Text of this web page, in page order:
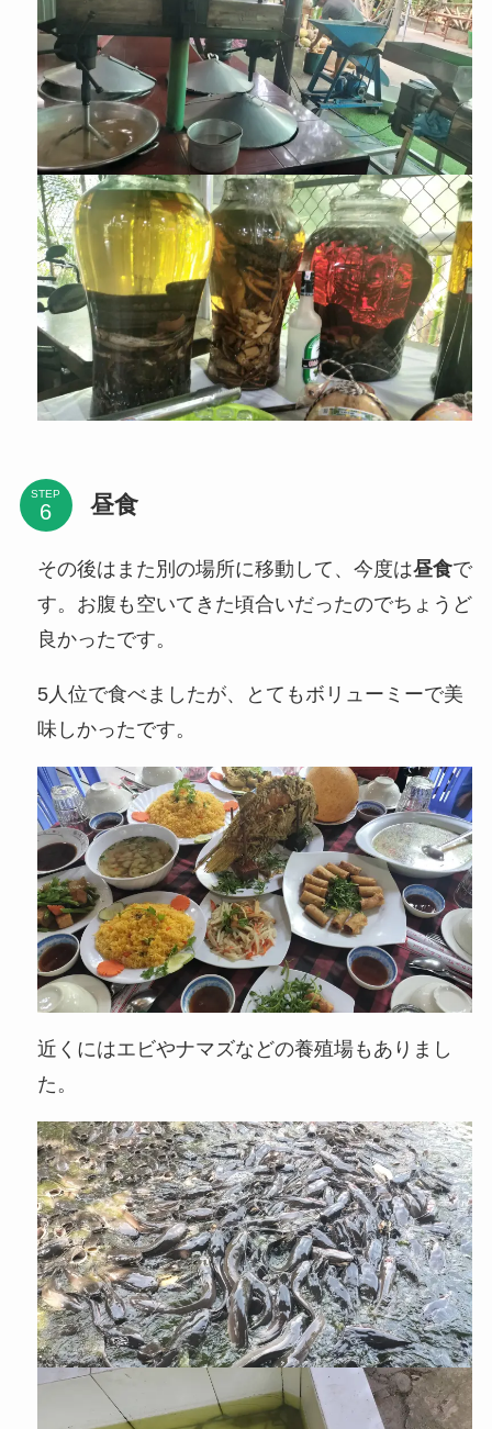
STEP 昼食
その後はまた別の場所に移動して、今度は昼食で
す。お腹も空いてきた頃合いだったのでちょうど
良かったです。
5人位で食べましたが、とてもボリューミーで美
味しかったです。
近くにはエビやナマズなどの養殖場もありまし
た。